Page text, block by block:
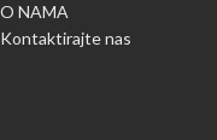
O NAMA
Kontaktirajte nas